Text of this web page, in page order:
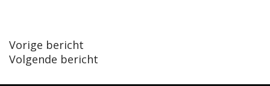
Post
navigation
Vorige bericht
Volgende bericht